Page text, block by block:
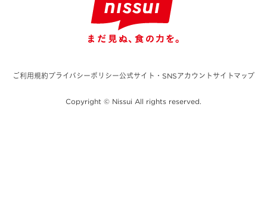
ご利用規約プライバシーポリシー公式サイト・SNSアカウント サイトマップ
Copyright © Nissui All rights reserved.